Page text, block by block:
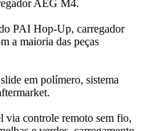
AEG M4.
PAI Hop-Up, carregador
a maioria das peças
em polímero, sistema
via controle remoto sem fio,